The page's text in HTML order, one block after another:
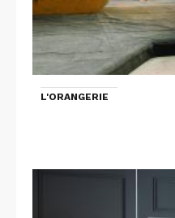
L'ORANGERIE